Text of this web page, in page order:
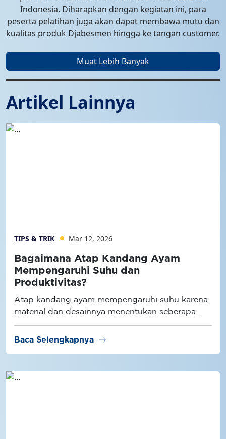
Indonesia. Diharapkan dengan kegiatan ini, para
peserta pelatihan juga akan dapat membawa mutu dan
kualitas produk Djabesmen hingga ke tangan customer.
Muat Lebih Banyak
Artikel Lainnya
TIPS & TRIK Mar 12, 2026
Bagaimana Atap Kandang Ayam
Mempengaruhi Suhu dan
Produktivitas?
Atap kandang ayam mempengaruhi suhu karena
material dan desainnya menentukan seberapa
besar radiasi panas masuk ke dalam kandang.
Baca Selengkapnya arrow_right_alt